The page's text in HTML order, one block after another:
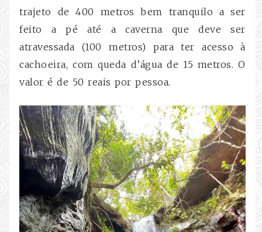
trajeto de 400 metros bem tranquilo a ser
feito a pé até a caverna que deve ser
atravessada (100 metros) para ter acesso à
cachoeira, com queda d’água de 15 metros. O
valor é de 50 reais por pessoa.